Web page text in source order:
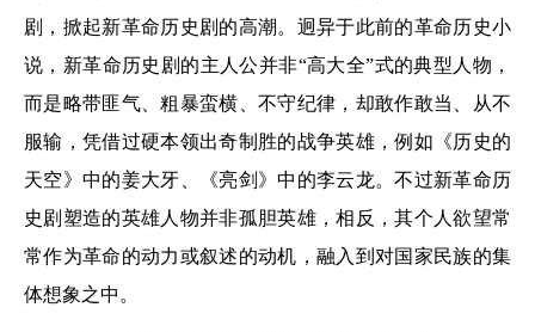
剧，掀起新革命历史剧的高潮。迥异于此前的革命历史小
说，新革命历史剧的主人公并非“高大全”式的典型人物，
而是略带匪气、粗暴蛮横、不守纪律，却敢作敢当、从不
服输，凭借过硬本领出奇制胜的战争英雄，例如《历史的
天空》中的姜大牙、《亮剑》中的李云龙。不过新革命历
史剧塑造的英雄人物并非孤胆英雄，相反，其个人欲望常
常作为革命的动力或叙述的动机，融入到对国家民族的集
体想象之中。